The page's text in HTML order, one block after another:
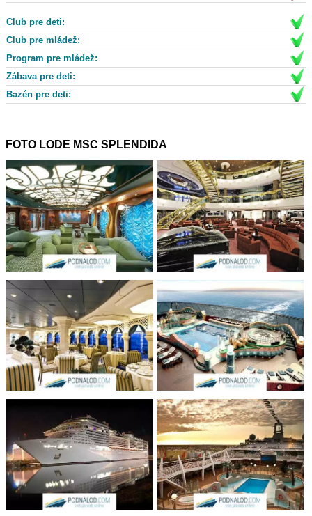
Club pre deti:
Club pre mládež:
Program pre mládež:
Zábava pre deti:
Bazén pre deti:
FOTO LODE MSC SPLENDIDA